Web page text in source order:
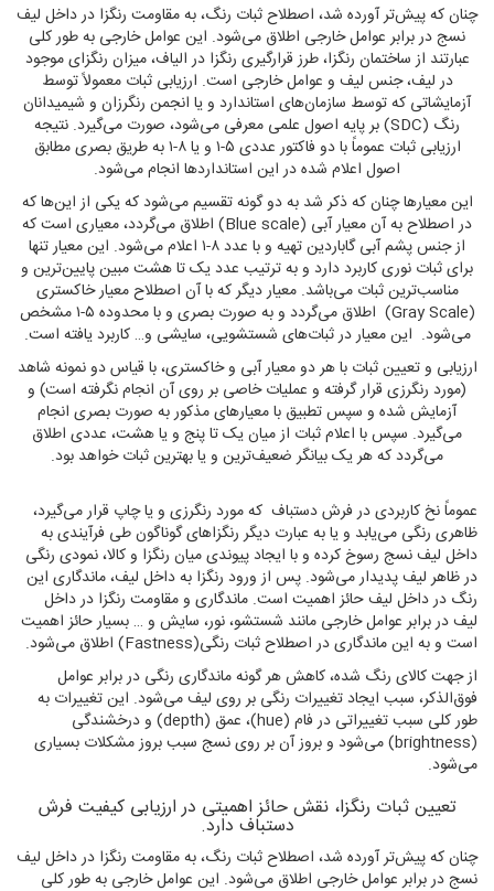
چنان که پیش‌تر آورده شد، اصطلاح ثبات رنگ، به مقاومت رنگزا در داخل لیف
نسج در برابر عوامل خارجی اطلاق می‌شود. این عوامل خارجی به طور کلی
عبارتند از ساختمان رنگزا، طرز قرارگیری رنگزا در الیاف، میزان رنگزای موجود
در لیف، جنس لیف و عوامل خارجی است. ارزیابی ثبات معمولاً توسط
آزمایشاتی که توسط سازمان‌های استاندارد و یا انجمن رنگرزان و شیمیدانان
رنگ (SDC) بر پایه اصول علمی معرفی می‌شود، صورت می‌گیرد. نتیجه
ارزیابی ثبات عموماً با دو فاکتور عددی ۵-۱ و یا ۸-۱ به طریق بصری مطابق
اصول اعلام شده در این استانداردها انجام می‌شود.
این معیارها چنان که ذکر شد به دو گونه تقسیم می‌شود که یکی از این‌ها که
در اصطلاح به آن معیار آبی (Blue scale) اطلاق می‌گردد، معیاری است که
از جنس پشم آبی گاباردین تهیه و با عدد ۸-۱ اعلام می‌شود. این معیار تنها
برای ثبات نوری کاربرد دارد و به ترتیب عدد یک تا هشت مبین پایین‌ترین و
مناسب‌ترین ثبات می‌باشد. معیار دیگر که با آن اصطلاح معیار خاکستری
(Gray Scale) اطلاق می‌گردد و به صورت بصری و با محدوده ۵-۱ مشخص
می‌شود. این معیار در ثبات‌های شستشویی، سایشی و… کاربرد یافته است.
ارزیابی و تعیین ثبات با هر دو معیار آبی و خاکستری، با قیاس دو نمونه شاهد
(مورد رنگرزی قرار گرفته و عملیات خاصی بر روی آن انجام نگرفته است) و
آزمایش شده و سپس تطبیق با معیارهای مذکور به صورت بصری انجام
می‌گیرد. سپس با اعلام ثبات از میان یک تا پنج و یا هشت، عددی اطلاق
می‌گردد که هر یک بیانگر ضعیف‌ترین و یا بهترین ثبات خواهد بود.
عموماً نخ کاربردی در فرش دستباف که مورد رنگرزی و یا چاپ قرار می‌گیرد،
ظاهری رنگی می‌یابد و یا به عبارت دیگر رنگزاهای گوناگون طی فرآیندی به
داخل لیف نسج رسوخ کرده و با ایجاد پیوندی میان رنگزا و کالا، نمودی رنگی
در ظاهر لیف پدیدار می‌شود. پس از ورود رنگزا به داخل لیف، ماندگاری این
رنگ در داخل لیف حائز اهمیت است. ماندگاری و مقاومت رنگزا در داخل
لیف در برابر عوامل خارجی مانند شستشو، نور، سایش و … بسیار حائز اهمیت
است و به این ماندگاری در اصطلاح ثبات رنگی(Fastness) اطلاق می‌شود.
از جهت کالای رنگ شده، کاهش هر گونه ماندگاری رنگی در برابر عوامل
فوق‌الذکر، سبب ایجاد تغییرات رنگی بر روی لیف می‌شود. این تغییرات به
طور کلی سبب تغییراتی در فام (hue)، عمق (depth) و درخشندگی
(brightness) می‌شود و بروز آن بر روی نسج سبب بروز مشکلات بسیاری
می‌شود.
تعیین ثبات رنگزا، نقش حائز اهمیتی در ارزیابی کیفیت فرش
دستباف دارد.
چنان که پیش‌تر آورده شد، اصطلاح ثبات رنگ، به مقاومت رنگزا در داخل لیف
نسج در برابر عوامل خارجی اطلاق می‌شود. این عوامل خارجی به طور کلی